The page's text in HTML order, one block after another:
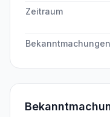
Zeitraum
Bekanntmachungen